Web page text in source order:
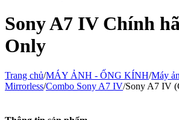
Sony A7 IV Chính
Only
Trang chủ/MÁY ẢNH - ỐNG KÍNH/Máy
Mirrorless/Combo Sony A7 IV/Sony A7 IV